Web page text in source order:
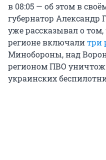
в 08:05 — об этом в
губернатор Александр
уже рассказывал о
регионе включалитри
Минобороны, над
регионом ПВО
украинских